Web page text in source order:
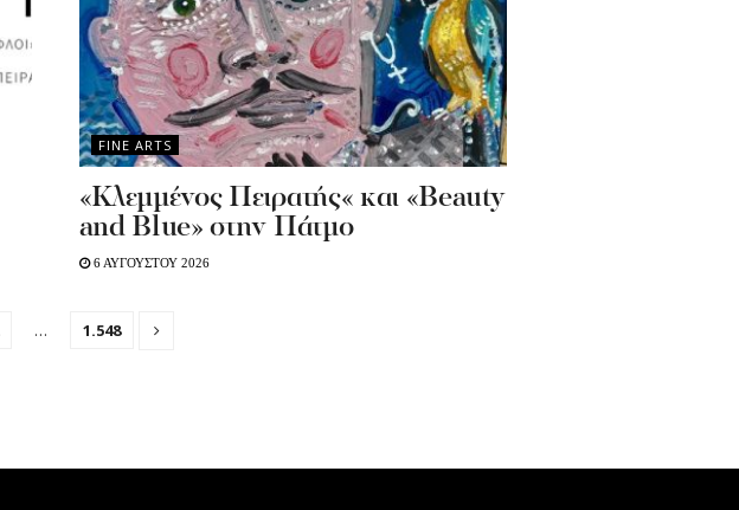
FINE ARTS
«Κλεμμένος Πειρατής« και «Beauty
and Blue» στην Πάτμο
6 ΑΥΓΟΥΣΤΟΥ 2026
… 1.548